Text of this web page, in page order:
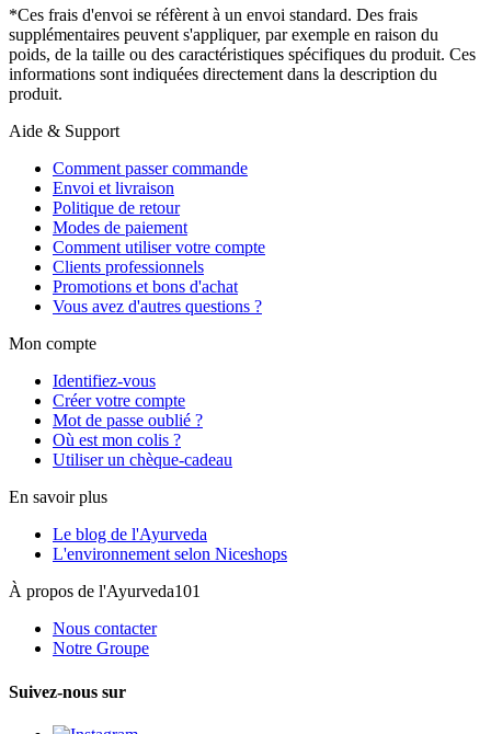
*Ces frais d'envoi se réfèrent à un envoi standard. Des frais
supplémentaires peuvent s'appliquer, par exemple en raison du
poids, de la taille ou des caractéristiques spécifiques du produit. Ces
informations sont indiquées directement dans la description du
produit.
Aide & Support
Comment passer commande
Envoi et livraison
Politique de retour
Modes de paiement
Comment utiliser votre compte
Clients professionnels
Promotions et bons d'achat
Vous avez d'autres questions ?
Mon compte
Identifiez-vous
Créer votre compte
Mot de passe oublié ?
Où est mon colis ?
Utiliser un chèque-cadeau
En savoir plus
Le blog de l'Ayurveda
L'environnement selon Niceshops
À propos de l'Ayurveda101
Nous contacter
Notre Groupe
Suivez-nous sur